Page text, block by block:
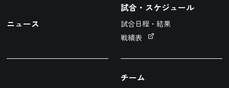
ニュース
チーム
試合・スケジュール
試合日程・結果
戦績表